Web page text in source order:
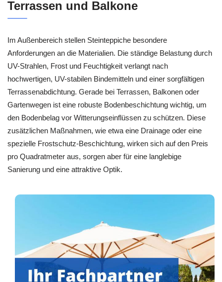
Terrassen und Balkone
Im Außenbereich stellen Steinteppiche besondere
Anforderungen an die Materialien. Die ständige Belastung durch
UV-Strahlen, Frost und Feuchtigkeit verlangt nach
hochwertigen, UV-stabilen Bindemitteln und einer sorgfältigen
Terrassenabdichtung. Gerade bei Terrassen, Balkonen oder
Gartenwegen ist eine robuste Bodenbeschichtung wichtig, um
den Bodenbelag vor Witterungseinflüssen zu schützen. Diese
zusätzlichen Maßnahmen, wie etwa eine Drainage oder eine
spezielle Frostschutz-Beschichtung, wirken sich auf den Preis
pro Quadratmeter aus, sorgen aber für eine langlebige
Sanierung und eine attraktive Optik.